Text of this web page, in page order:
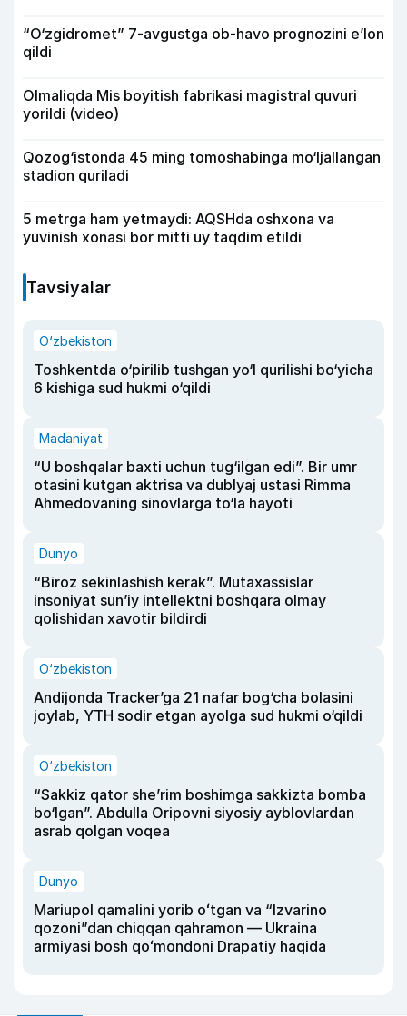
“O‘zgidromet” 7-avgustga ob-havo prognozini e’lon
qildi
Olmaliqda Mis boyitish fabrikasi magistral quvuri
yorildi (video)
Qozog‘istonda 45 ming tomoshabinga mo‘ljallangan
stadion quriladi
5 metrga ham yetmaydi: AQSHda oshxona va
yuvinish xonasi bor mitti uy taqdim etildi
Tavsiyalar
O‘zbekiston
Toshkentda o‘pirilib tushgan yo‘l qurilishi bo‘yicha
6 kishiga sud hukmi o‘qildi
Madaniyat
“U boshqalar baxti uchun tug‘ilgan edi”. Bir umr
otasini kutgan aktrisa va dublyaj ustasi Rimma
Ahmedovaning sinovlarga to‘la hayoti
Dunyo
“Biroz sekinlashish kerak”. Mutaxassislar
insoniyat sun’iy intellektni boshqara olmay
qolishidan xavotir bildirdi
O‘zbekiston
Andijonda Tracker’ga 21 nafar bog‘cha bolasini
joylab, YTH sodir etgan ayolga sud hukmi o‘qildi
O‘zbekiston
“Sakkiz qator she’rim boshimga sakkizta bomba
bo‘lgan”. Abdulla Oripovni siyosiy ayblovlardan
asrab qolgan voqea
Dunyo
Mariupol qamalini yorib oʻtgan va “Izvarino
qozoni”dan chiqqan qahramon — Ukraina
armiyasi bosh qoʻmondoni Drapatiy haqida